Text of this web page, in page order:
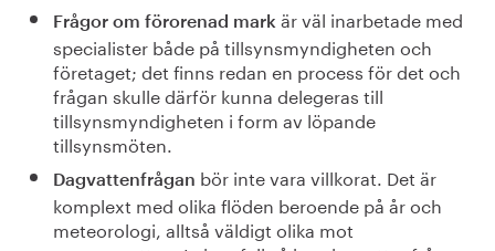
Frågor om förorenad mark är väl inarbetade med
specialister både på tillsynsmyndigheten och
företaget; det finns redan en process för det och
frågan skulle därför kunna delegeras till
tillsynsmyndigheten i form av löpande
tillsynsmöten.
Dagvattenfrågan bör inte vara villkorat. Det är
komplext med olika flöden beroende på år och
meteorologi, alltså väldigt olika mot